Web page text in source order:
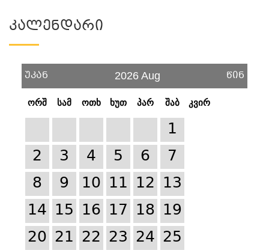
Კალენდარი
უკან 2026 Aug წინ
ორშ სამ ოთხ ხუთ პარ შაბ კვირ
1
2
3 4 5 6
7
8
9 10 11 12 13
14 15 16 17 18 19
20 21 22 23 24 25